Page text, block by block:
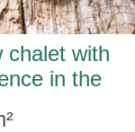
chalet with
in the